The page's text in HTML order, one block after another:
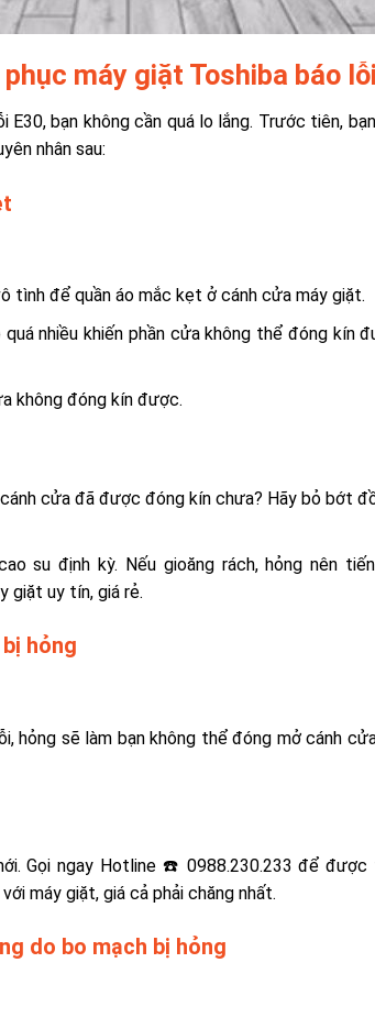
máy giặt Toshiba báo
E30, bạn không cần quá lo lắng. Trước tiên,
nhân sau:
tình để quần áo mắc kẹt ở cánh cửa máy giặt.
nhiều khiến phần cửa không thể đóng kín
không đóng kín được.
cửa đã được đóng kín chưa? Hãy bỏ bớt
su định kỳ. Nếu gioăng rách, hỏng nên
giặt uy tín, giá rẻ.
hỏng
hỏng sẽ làm bạn không thể đóng mở cánh
Gọi ngay Hotline ☎️ 0988.230.233 để được
máy giặt, giá cả phải chăng nhất.
do bo mạch bị hỏng